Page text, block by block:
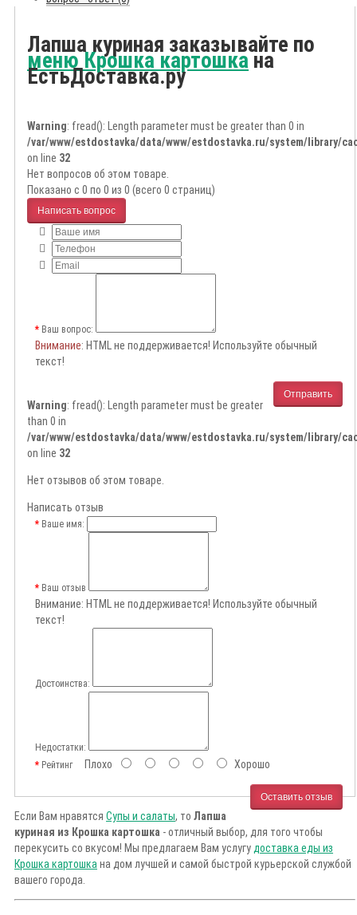
Лапша куриная заказывайте по
меню Крошка картошкана
ЕстьДоставка.ру
Warning: fread(): Length parameter must be greater than 0 in
/var/www/estdostavka/data/www/estdostavka.ru/system/library/
on line 32
Нет вопросов об этом товаре.
Показано с 0 по 0 из 0 (всего 0 страниц)
Написать вопрос
Ваш вопрос:
Внимание: HTML не поддерживается! Используйте обычный
текст!
Отправить
Warning: fread(): Length parameter must be greater
than 0 in
/var/www/estdostavka/data/www/estdostavka.ru/system/library/
on line 32
Нет отзывов об этом товаре.
Написать отзыв
Ваше имя:
Ваш отзыв
Внимание: HTML не поддерживается! Используйте обычный
текст!
Достоинства:
Недостатки:
РейтингПлохо Хорошо
Оставить отзыв
Если Вам нравятся Супы и салаты, то Лапша
куриная из Крошка картошка - отличный выбор, для того чтобы
перекусить со вкусом! Мы предлагаем Вам услугу доставка еды из
Крошка картошка на дом лучшей и самой быстрой курьерской службой
вашего города.